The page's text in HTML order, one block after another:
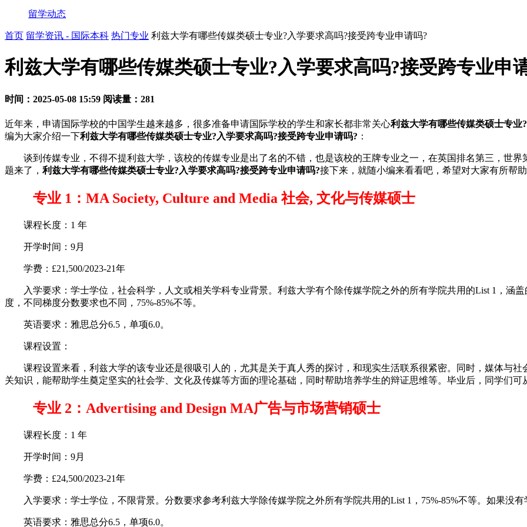
留学动态
首页 留学资讯 - 国际本科 热门专业 利兹大学有哪些传媒类硕士专业?入学要求高吗?接受跨专业申请吗?
利兹大学有哪些传媒类硕士专业?入学要求高吗?接受跨专业申
时间：2025-05-08 15:59 阅读量：281
近年来，申请国际学校的中国学生越来越多，很多准备申请国际学校的学生和家长都非常关心利兹大学有哪些传媒类硕士专业
编为大家介绍一下利兹大学有哪些传媒类硕士专业?入学要求高吗?接受跨专业申请吗? ：
谈到传媒专业，不得不提利兹大学，该校的传媒专业是出了名的不错，也是该校的王牌专业之一，在英国排名第三，世界
题来了， 利兹大学有哪些传媒类硕士专业?入学要求高吗?接受跨专业申请吗?接下来，就随小编来看看吧，希望对大家有所帮
专业 1：MA Society, Culture and Media 社会, 文化与传媒硕士
课程长度：1 年
开学时间：9月
学费：£21,500/2023-21年
入学要求：学士学位，社会科学，人文或相关学科专业背景。利兹大学有个除传媒学院之外的所有学院共用的List 1，涵
度，不同梯度分数要求也不同，75%-85%不等。
英语要求：雅思总分6.5，单项6.0。
课程设置：
课程设置来看，利兹大学的该专业还是很吸引人的，尤其是关于真人秀的探讨，和现实生活联系很紧密。同时，媒体与社
关知识，能帮助学生奠定坚实的社会学、文化及传媒等方面的理论基础，同时帮助培养学生的辩证思维等。毕业后，同学们
专业 2：Advertising and Design MA广告与市场营销硕士
课程长度：1 年
开学时间：9月
学费：£24,500/2023-21年
入学要求：学士学位，不限背景。分数要求参考利兹大学除传媒学院之外所有学院共用的List 1，75%-85%不等。如果没
英语要求：雅思总分6.5，单项6.0。